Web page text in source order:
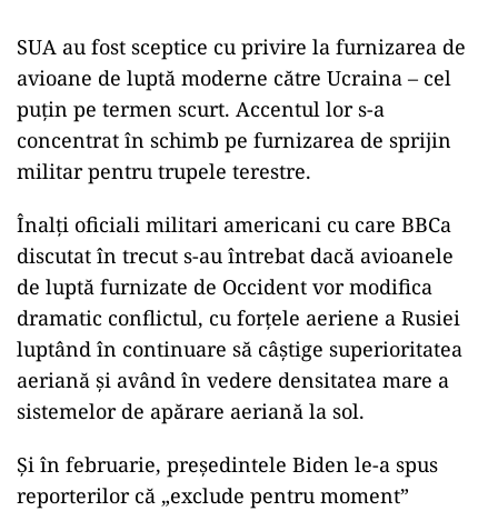
SUA au fost sceptice cu privire la furnizarea de
avioane de luptă moderne către Ucraina – cel
puţin pe termen scurt. Accentul lor s-a
concentrat în schimb pe furnizarea de sprijin
militar pentru trupele terestre.
Înalţi oficiali militari americani cu care BBCa
discutat în trecut s-au întrebat dacă avioanele
de luptă furnizate de Occident vor modifica
dramatic conflictul, cu forţele aeriene a Rusiei
luptând în continuare să câştige superioritatea
aeriană şi având în vedere densitatea mare a
sistemelor de apărare aeriană la sol.
Şi în februarie, preşedintele Biden le-a spus
reporterilor că „exclude pentru moment”